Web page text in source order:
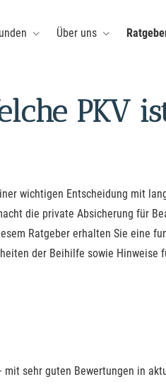
Über uns
PKV
wichtigen Entscheidung mit
die private Absicherung für
Ratgeber erhalten Sie eine
der Beihilfe sowie Hinweise
sehr guten Bewertungen in